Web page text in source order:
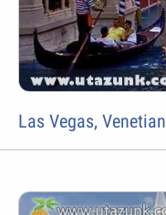
Las Vegas, Venetian